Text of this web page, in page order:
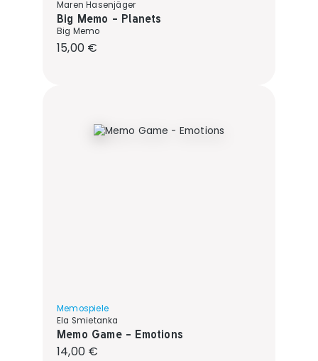
Maren Hasenjäger
Big Memo - Planets
Big Memo
Regulärer Preis:
15,00 €
Memospiele
Ela Smietanka
Memo Game - Emotions
Regulärer Preis:
14,00 €